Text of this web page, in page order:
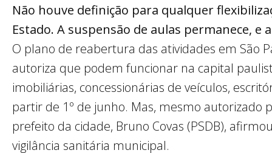
Não houve definição para qualquer
Estado. A suspensão de aulas permanece, e
O plano de reabertura das atividades em São
autoriza que podem funcionar na capital
imobiliárias, concessionárias de veículos,
partir de 1º de junho. Mas, mesmo autorizado
prefeito da cidade, Bruno Covas (PSDB),
vigilância sanitária municipal.